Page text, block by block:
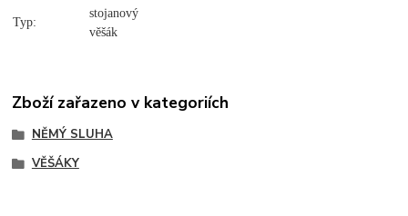
Typ:
stojanový
věšák
Zboží zařazeno v kategoriích
NĚMÝ SLUHA
VĚŠÁKY